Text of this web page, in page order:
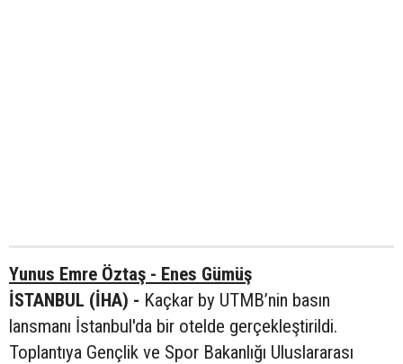
Yunus Emre Öztaş - Enes Gümüş
İSTANBUL (İHA) - Kaçkar by UTMB’nin basın
lansmanı İstanbul'da bir otelde gerçekleştirildi.
Toplantıya Gençlik ve Spor Bakanlığı Uluslararası